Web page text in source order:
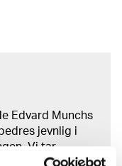
Edvard Munchs
jevnlig i
Vi tar